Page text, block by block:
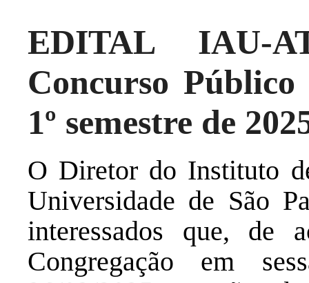
EDITAL IAU-
Concurso
1º semestre de
O Diretor do Instituto
Universidade de São
interessados que, de
Congregação em